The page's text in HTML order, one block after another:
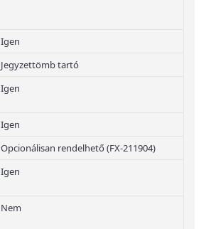
Igen
Jegyzettömb tartó
Igen
Igen
Opcionálisan rendelhető (FX-211904)
Igen
Nem